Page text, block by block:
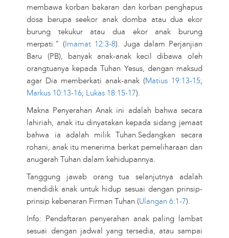
membawa korban bakaran dan korban penghapus
dosa berupa seekor anak domba atau dua ekor
burung tekukur atau dua ekor anak burung
merpati." (Imamat 12:3-8). Juga dalam Perjanjian
Baru (PB), banyak anak-anak kecil dibawa oleh
orangtuanya kepada Tuhan Yesus, dengan maksud
agar Dia memberkati anak-anak (Matius 19:13-15;
Markus 10:13-16; Lukas 18:15-17 ).
Makna Penyerahan Anak ini adalah bahwa secara
lahiriah, anak itu dinyatakan kepada sidang jemaat
bahwa ia adalah milik Tuhan.Sedangkan secara
rohani, anak itu menerima berkat pemeliharaan dan
anugerah Tuhan dalam kehidupannya.
Tanggung jawab orang tua selanjutnya adalah
mendidik anak untuk hidup sesuai dengan prinsip-
prinsip kebenaran Firman Tuhan (Ulangan 6:1-7 ).
Info: Pendaftaran penyerahan anak paling lambat
sesuai dengan jadwal yang tersedia, atau sampai